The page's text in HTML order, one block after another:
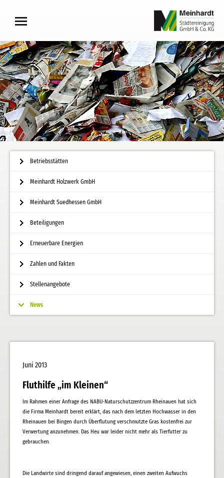
Betriebsstätten
Meinhardt Holzwerk GmbH
Meinhardt Suedhessen GmbH
Beteiligungen
Erneuerbare Energien
Zahlen und Fakten
Stellenangebote
News
Juni 2013
Fluthilfe „im Kleinen“
Im Rahmen einer Anfrage des NABU-Naturschutzzentrum Rheinauen hat sich
die Firma Meinhardt bereit erklärt, das nach dem letzten Hochwasser in den
Rheinauen bei Bingen durch Überflutung verschmutzte Gras kostenfrei zur
Verwertung anzunehmen. Das Heu war leider nicht mehr als Tierfutter zu
gebrauchen.
Die Landwirte sind dringend darauf angewiesen, einen zweiten Aufwuchs